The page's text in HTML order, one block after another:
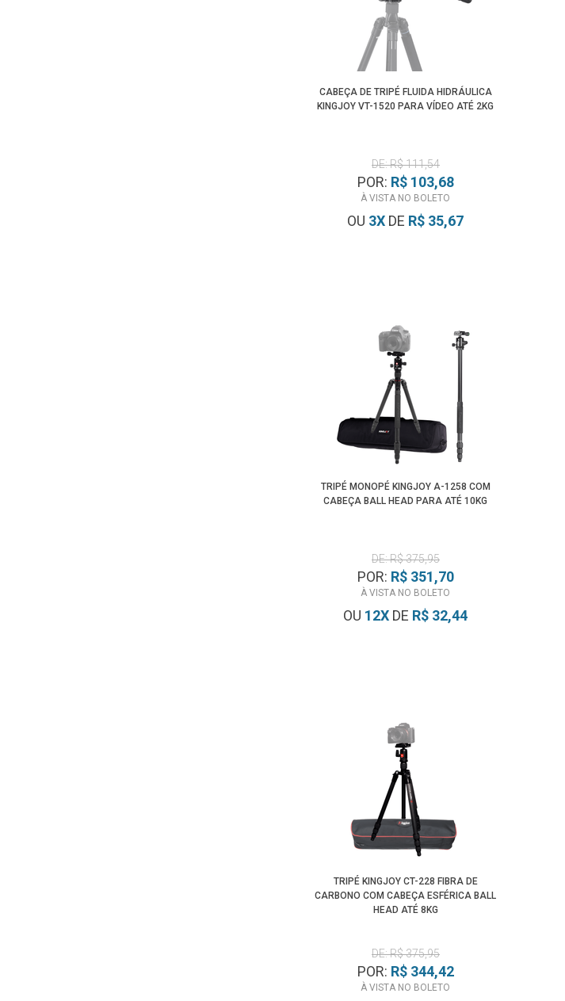
CABEÇA DE TRIPÉ FLUIDA HIDRÁULICA
KINGJOY VT-1520 PARA VÍDEO ATÉ 2KG
DE: R$ 111,54
POR: R$ 103,68
À VISTA NO BOLETO
OU 3X DE R$ 35,67
TRIPÉ MONOPÉ KINGJOY A-1258 COM
CABEÇA BALL HEAD PARA ATÉ 10KG
DE: R$ 375,95
POR: R$ 351,70
À VISTA NO BOLETO
OU 12X DE R$ 32,44
TRIPÉ KINGJOY CT-228 FIBRA DE
CARBONO COM CABEÇA ESFÉRICA BALL
HEAD ATÉ 8KG
DE: R$ 375,95
POR: R$ 344,42
À VISTA NO BOLETO